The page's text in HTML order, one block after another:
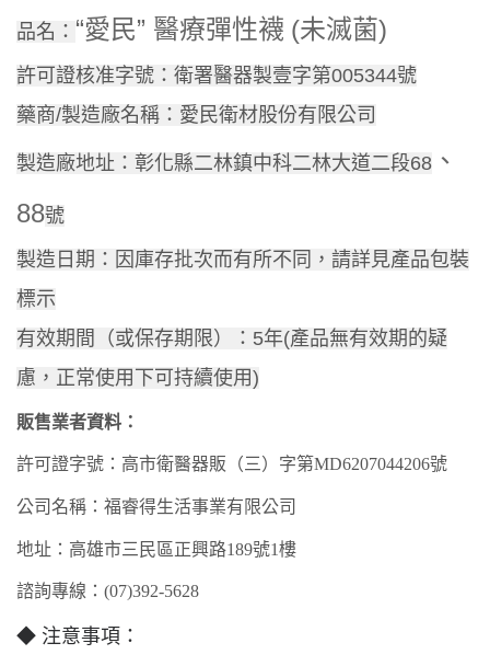
品名： “愛民” 醫療彈性襪 (未滅菌)
許可證核准字號：衛署醫器製壹字第005344號
藥商/製造廠名稱：愛民衛材股份有限公司
製造廠地址：彰化縣二林鎮中科二林大道二段68 、
88號
製造日期：因庫存批次而有所不同，請詳見產品包裝
標示
有效期間（或保存期限）：5年(產品無有效期的疑
慮，正常使用下可持續使用)
販售業者資料：
許可證字號：高市衛醫器販（三）字第MD6207044206號
公司名稱：福睿得生活事業有限公司
地址：高雄市三民 區正興路189號1樓
諮詢專線： (07)392-5628
◆ 注意事項：